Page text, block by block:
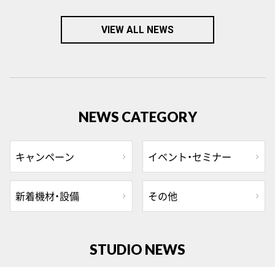
VIEW ALL NEWS
NEWS CATEGORY
キャンペーン イベント・セミナー
新着機材・設備 その他
STUDIO NEWS